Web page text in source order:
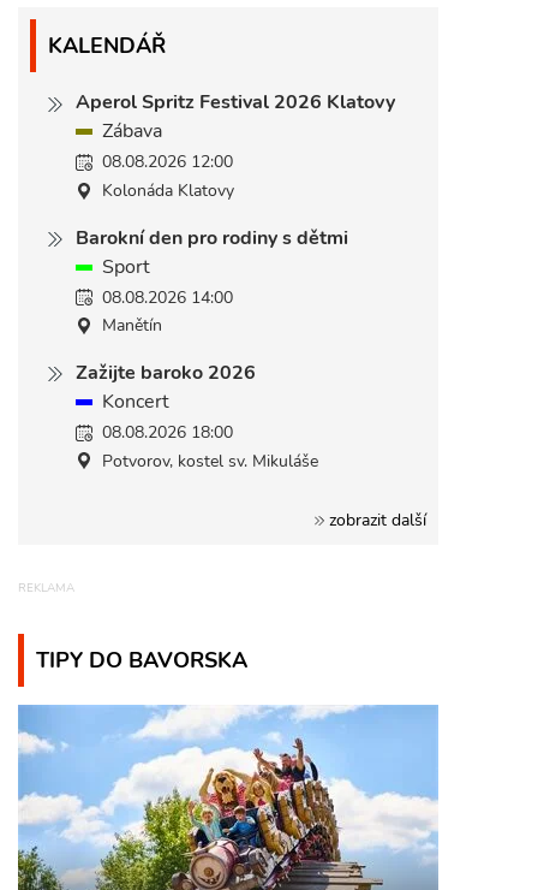
KALENDÁŘ
Aperol Spritz Festival 2026 Klatovy
Zábava
08.08.2026 12:00
Kolonáda Klatovy
Barokní den pro rodiny s dětmi
Sport
08.08.2026 14:00
Manětín
Zažijte baroko 2026
Koncert
08.08.2026 18:00
Potvorov, kostel sv. Mikuláše
zobrazit další
TIPY DO BAVORSKA